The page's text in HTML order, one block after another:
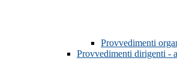
Provvedimenti
Provvedimenti dirigenti -